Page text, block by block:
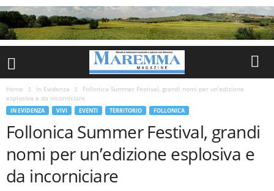
Home In Evidenza
Follonica Summer Festival, grandi nomi per un’edizione
esplosiva e da incorniciare
IN EVIDENZA VIVI EVENTI TERRITORIO FOLLONICA
Follonica Summer Festival, grandi
nomi per un’edizione esplosiva e
da incorniciare